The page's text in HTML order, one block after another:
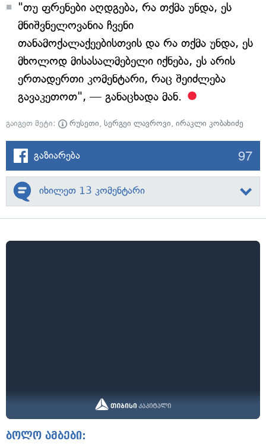
"თუ ფრენები აღდგება, რა თქმა უნდა, ეს
მნიშვნელოვანია ჩვენი
თანამოქალაქეებისთვის და რა თქმა უნდა, ეს
მხოლოდ მისასალმებელი იქნება, ეს არის
ერთადერთი კომენტარი, რაც შეიძლება
გავაკეთოთ", — განაცხადა მან.
გაიგეთ მეტი: რუსეთი, სერგეი ლავროვი, ირაკლი კობახიძე
გაზიარება 97
იხილეთ 13 კომენტარი
ბოლო ამბები: